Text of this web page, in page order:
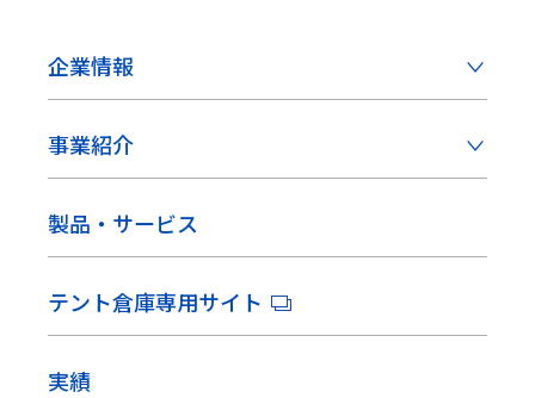
企業情報
事業紹介
製品・サービス
テント倉庫専用サイト
実績